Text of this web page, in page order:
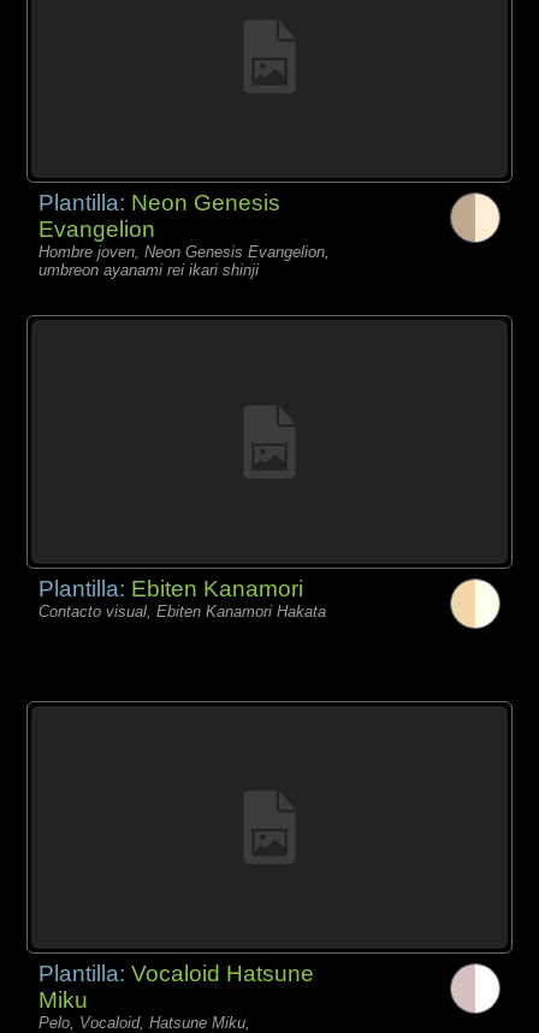
Plantilla: Neon Genesis
Evangelion
Hombre joven, Neon Genesis Evangelion,
umbreon ayanami rei ikari shinji
Plantilla: Ebiten Kanamori
Contacto visual, Ebiten Kanamori Hakata
Plantilla:Vocaloid Hatsune
Miku
Pelo, Vocaloid, Hatsune Miku,